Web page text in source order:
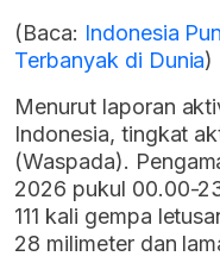
(Baca: Indonesia
Terbanyak di Dunia)
Menurut laporan
Indonesia, tingkat
(Waspada).
2026 pukul 00.00-
111 kali gempa
28 milimeter dan